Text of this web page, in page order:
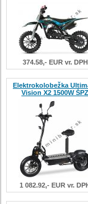
374.58,- EUR vr. DPH
Elektrokolobežka
Vision X2 1500W ŠPZ
1 082.92,- EUR vr.